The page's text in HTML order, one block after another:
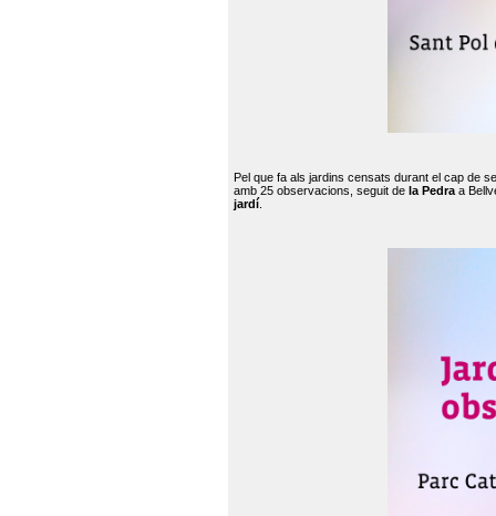
Pel que fa als jardins censats durant el cap de
amb 25 observacions, seguit de la Pedra a
jardí